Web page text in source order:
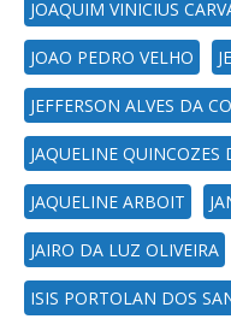
JOAQUIM VINICIUS
JOAO PEDRO VELHO
JEFFERSON ALVES DA
JAQUELINE QUINCOZES
JAQUELINE ARBOIT
JAIRO DA LUZ OLIVEIRA
ISIS PORTOLAN DOS